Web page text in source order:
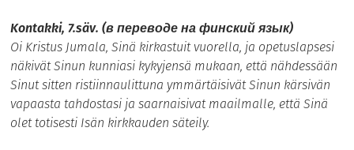
Kontakki, 7.säv. (в переводе на финский язык)
Oi Kristus Jumala, Sinä kirkastuit vuorella, ja opetuslapsesi
näkivät Sinun kunniasi kykyjensä mukaan, että nähdessään
Sinut sitten ristiinnaulittuna ymmärtäisivät Sinun kärsivän
vapaasta tahdostasi ja saarnaisivat maailmalle, että Sinä
olet totisesti Isän kirkkauden säteily.